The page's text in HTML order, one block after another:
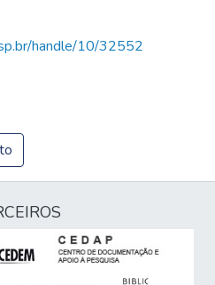
handle/10/32552